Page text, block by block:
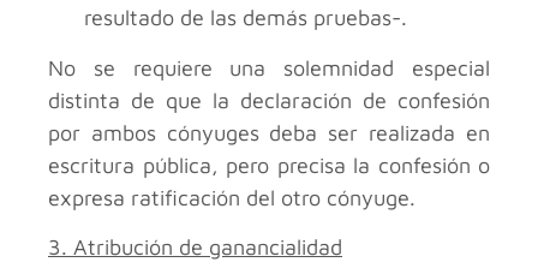
resultado de las demás pruebas-.
No se requiere una solemnidad especial
distinta de que la declaración de confesión
por ambos cónyuges deba ser realizada en
escritura pública, pero precisa la confesión o
expresa ratificación del otro cónyuge.
3. Atribución de ganancialidad